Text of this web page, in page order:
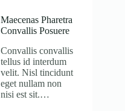
Maecenas Pharetra
Convallis Posuere
Convallis convallis
tellus id interdum
velit. Nisl tincidunt
eget nullam non
nisi est sit.…